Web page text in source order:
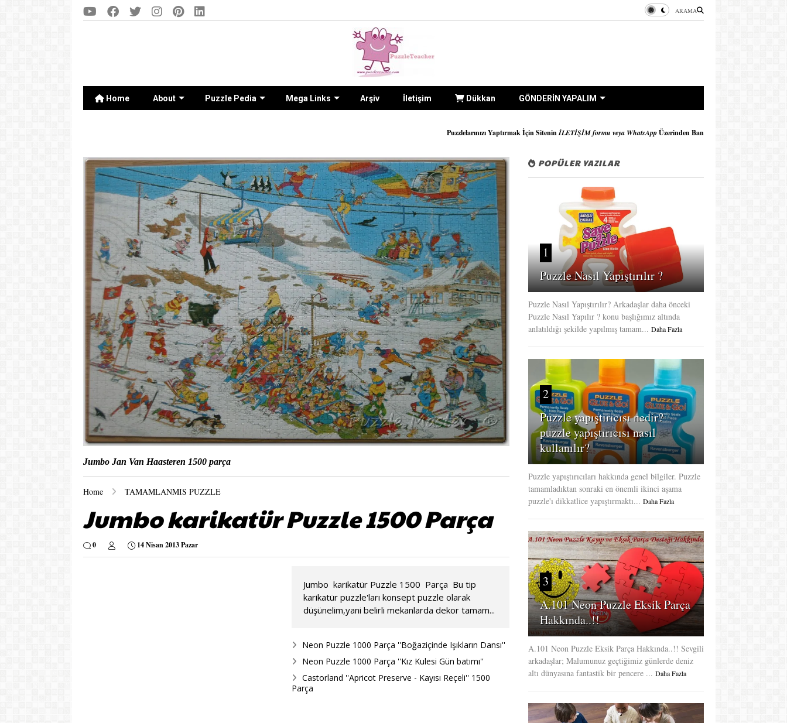
ARAMA
Home About Puzzle Pedia Mega Links Arşiv İletişim Dükkan GÖNDERİN YAPALIM
Puzzlelarınızı Yaptırmak İçin SiteninİLETİŞİM formu veya WhatsAppÜzerinden Bana Ulaşabilirsiniz..!!
Jumbo Jan Van Haasteren 1500 parça
Home TAMAMLANMIS PUZZLE
Jumbo karikatür Puzzle 1500 Parça
0 14 Nisan 2013 Pazar
Jumbo karikatür Puzzle 1500 Parça Bu tip
karikatür puzzle'ları konsept puzzle olarak
düşünelim,yani belirli mekanlarda dekor tamam...
Neon Puzzle 1000 Parça ''Boğaziçinde Işıkların Dansı''
Neon Puzzle 1000 Parça ''Kız Kulesi Gün batımı''
Castorland ''Apricot Preserve - Kayısı Reçeli'' 1500
Parça
POPÜLER YAZILAR
1
Puzzle Nasıl Yapıştırılır ?
Puzzle Nasıl Yapıştırılır? Arkadaşlar daha önceki
Puzzle Nasıl Yapılır ? konu başlığımız altında
anlatıldığı şekilde yapılmış tamam... Daha Fazla
2
Puzzle yapıştırıcısı nedir?
puzzle yapıştırıcısı nasıl
kullanılır?
Puzzle yapıştırıcıları hakkında genel bilgiler. Puzzle
tamamladıktan sonraki en önemli ikinci aşama
puzzle'ı dikkatlice yapıştırmaktı... Daha Fazla
3
A.101 Neon Puzzle Eksik Parça
Hakkında..!!
A.101 Neon Puzzle Eksik Parça Hakkında..!! Sevgili
arkadaşlar; Malumunuz geçtiğimiz günlerde deniz
altı dünyasına fantastik bir pencere ... Daha Fazla